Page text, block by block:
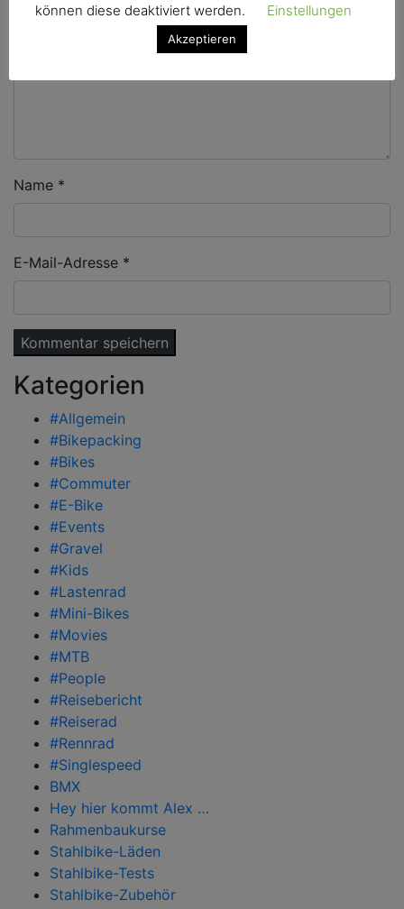
Name *
E-Mail-Adresse *
Kategorien
#Allgemein
#Bikepacking
#Bikes
#Commuter
#E-Bike
#Events
#Gravel
#Kids
#Lastenrad
#Mini-Bikes
#Movies
#MTB
#People
#Reisebericht
#Reiserad
#Rennrad
#Singlespeed
BMX
Hey hier kommt Alex …
Rahmenbaukurse
Stahlbike-Läden
Stahlbike-Tests
Stahlbike-Zubehör
können diese deaktiviert werden.
Einstellungen
Akzeptieren